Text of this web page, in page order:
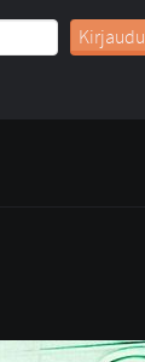
Kirjaudu